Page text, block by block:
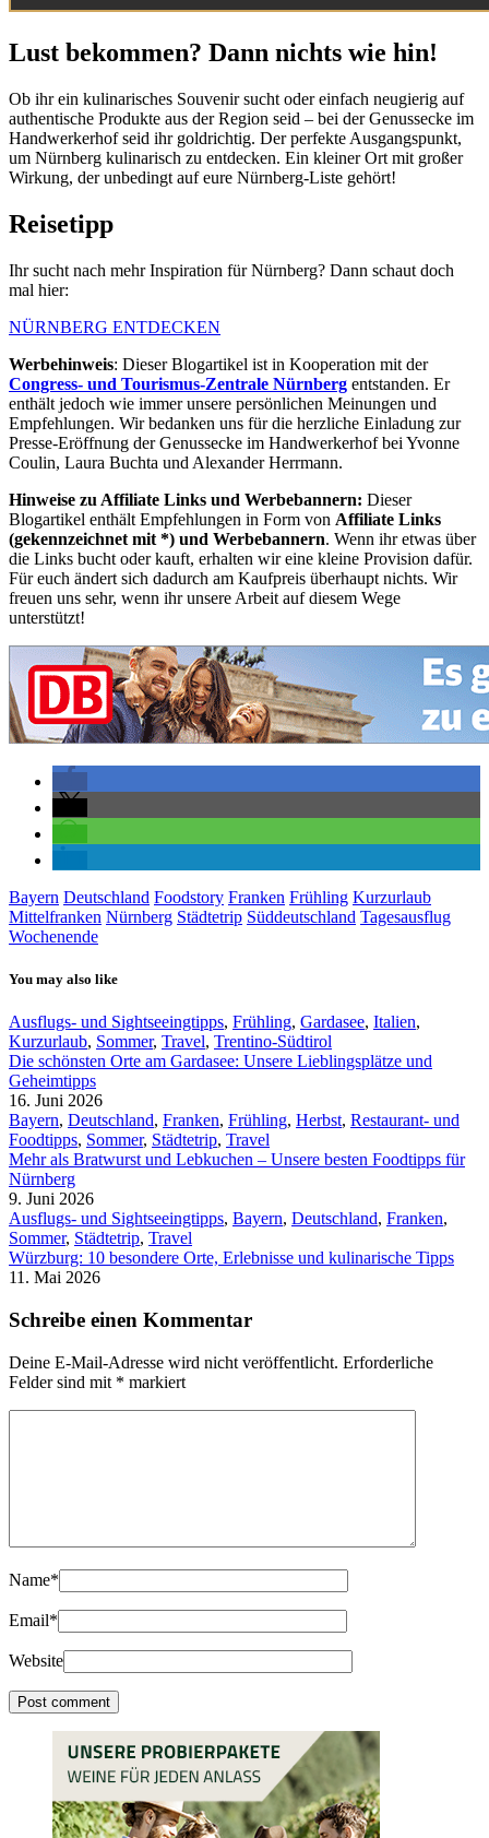
Lust bekommen? Dann nichts wie hin!
Ob ihr ein kulinarisches Souvenir sucht oder einfach neugierig auf
authentische Produkte aus der Region seid – bei der Genussecke im
Handwerkerhof seid ihr goldrichtig. Der perfekte Ausgangspunkt,
um Nürnberg kulinarisch zu entdecken. Ein kleiner Ort mit großer
Wirkung, der unbedingt auf eure Nürnberg-Liste gehört!
Reisetipp
Ihr sucht nach mehr Inspiration für Nürnberg? Dann schaut doch
mal hier:
NÜRNBERG ENTDECKEN
Werbehinweis: Dieser Blogartikel ist in Kooperation mit der
Congress- und Tourismus-Zentrale Nürnberg entstanden. Er
enthält jedoch wie immer unsere persönlichen Meinungen und
Empfehlungen. Wir bedanken uns für die herzliche Einladung zur
Presse-Eröffnung der Genussecke im Handwerkerhof bei Yvonne
Coulin, Laura Buchta und Alexander Herrmann.
Hinweise zu Affiliate Links und Werbebannern: Dieser
Blogartikel enthält Empfehlungen in Form von Affiliate Links
(gekennzeichnet mit *) und Werbebannern. Wenn ihr etwas über
die Links bucht oder kauft, erhalten wir eine kleine Provision dafür.
Für euch ändert sich dadurch am Kaufpreis überhaupt nichts. Wir
freuen uns sehr, wenn ihr unsere Arbeit auf diesem Wege
unterstützt!
Bayern Deutschland Foodstory Franken Frühling Kurzurlaub
Mittelfranken Nürnberg Städtetrip Süddeutschland Tagesausflug
Wochenende
You may also like
Ausflugs- und Sightseeingtipps, Frühling, Gardasee, Italien,
Kurzurlaub, Sommer, Travel, Trentino-Südtirol
Die schönsten Orte am Gardasee: Unsere Lieblingsplätze und
Geheimtipps
16. Juni 2026
Bayern, Deutschland, Franken, Frühling, Herbst, Restaurant- und
Foodtipps, Sommer, Städtetrip, Travel
Mehr als Bratwurst und Lebkuchen – Unsere besten Foodtipps für
Nürnberg
9. Juni 2026
Ausflugs- und Sightseeingtipps, Bayern, Deutschland, Franken,
Sommer, Städtetrip, Travel
Würzburg: 10 besondere Orte, Erlebnisse und kulinarische Tipps
11. Mai 2026
Schreibe einen Kommentar
Deine E-Mail-Adresse wird nicht veröffentlicht. Erforderliche
Felder sind mit * markiert
Name*
Email*
Website